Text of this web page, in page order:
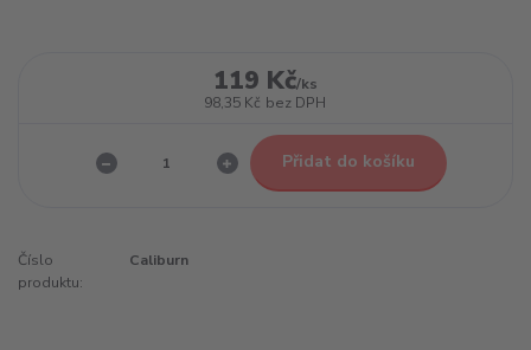
119 Kč/ks
98,35 Kč bez DPH
Přidat do košíku
Číslo
produktu:
Caliburn